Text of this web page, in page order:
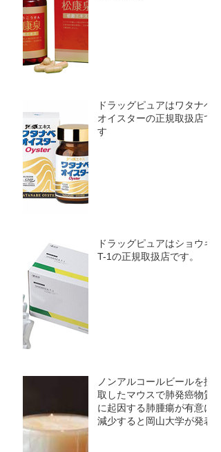
ドラッグピュアはワタナベ
オイスターの正規取扱店で
す
ドラッグピュアはショウキ
T-1の正規取扱店です。
ノンアルコールビールを摂
取したマウスで肺発癌物質
に起因する肺腫瘍が有意に
減少すると岡山大学が発表